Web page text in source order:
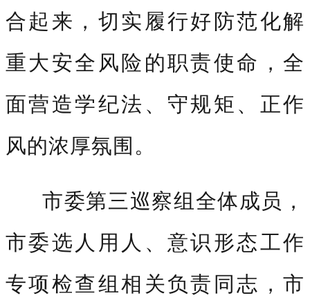
合起来，切实履行好防范化解
重大安全风险的职责使命，全
面营造学纪法、守规矩、正作
风的浓厚氛围。
市委第三巡察组全体成员，
市委选人用人、意识形态工作
专项检查组相关负责同志，市